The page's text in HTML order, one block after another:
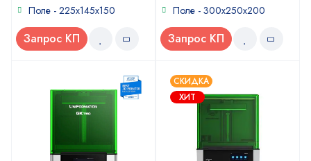
Поле - 225x145x150
Запрос КП
Поле - 300х250х200
Запрос КП
СКИДКА
ХИТ